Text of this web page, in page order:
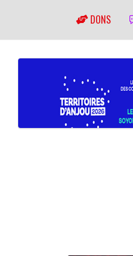
DONS